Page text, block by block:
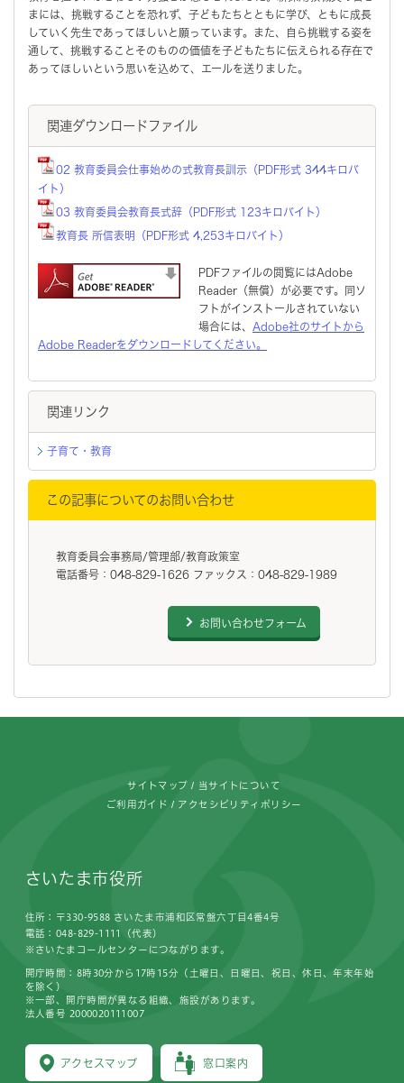
まには、挑戦することを恐れず、子どもたちとともに学び、ともに成長
していく先生であってほしいと願っています。また、自ら挑戦する姿を
通して、挑戦することそのものの価値を子どもたちに伝えられる存在で
あってほしいという思いを込めて、エールを送りました。
関連ダウンロードファイル
02 教育委員会仕事始めの式教育長訓示（PDF形式 344キロバ
イト）
03 教育委員会教育長式辞（PDF形式 123キロバイト）
教育長 所信表明（PDF形式 4,253キロバイト）
PDFファイルの閲覧にはAdobe
Reader（無償）が必要です。同ソ
フトがインストールされていない
場合には、 Adobe社のサイトから
Adobe Readerをダウンロードしてください。
関連リンク
子育て・教育
この記事についてのお問い合わせ
教育委員会事務局/管理部/教育政策室
電話番号：048-829-1626 ファックス：048-829-1989
お問い合わせフォーム
サイトマップ 当サイトについて
ご利用ガイド アクセシビリティポリシー
さいたま市役所
住所：〒330-9588 さいたま市浦和区常盤六丁目4番4号
電話：048-829-1111（代表）
※さいたまコールセンターにつながります。
アクセスマップ 窓口案内
開庁時間：8時30分から17時15分（土曜日、日曜日、祝日、休日、年末年始
を除く）
※一部、開庁時間が異なる組織、施設があります。
法人番号 2000020111007